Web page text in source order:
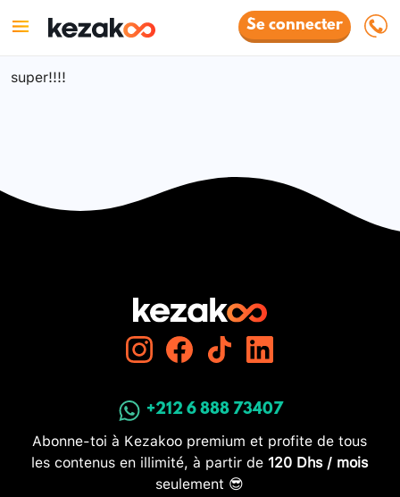
Se connecter
super!!!!
+212 6 888 73407
Abonne-toi à Kezakoo premium et profite de tous
les contenus en illimité, à partir de 120 Dhs / mois
seulement 😎